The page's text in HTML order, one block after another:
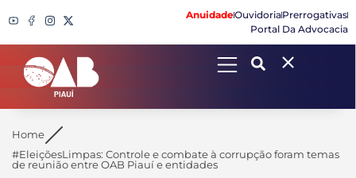
AnuidadeOuvidoriaPrerrogativas
Portal Da Advocacia
Search
Home
#EleiçõesLimpas: Controle e combate à corrupção foram temas
de reunião entre OAB Piauí e entidades